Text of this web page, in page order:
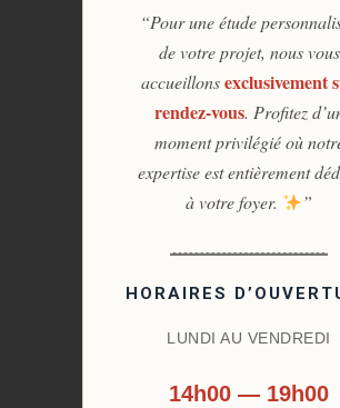
“Pour une étude
de votre projet, nous vous
accueillonsexclusivement
rendez-vous. Profitez
moment privilégié où
expertise est entièrement
à votre foyer.
”
HORAIRES
LUNDI AU VENDREDI
14h00 — 19h00